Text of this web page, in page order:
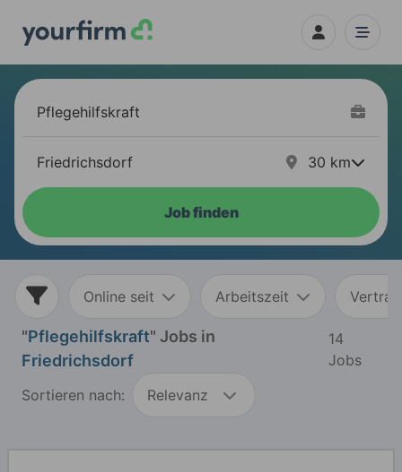
30 km
Job finden
Online seit Arbeitszeit
"Pflegehilfskraft" Jobs in
Friedrichsdorf
14
Jobs
Sortieren nach:
Relevanz